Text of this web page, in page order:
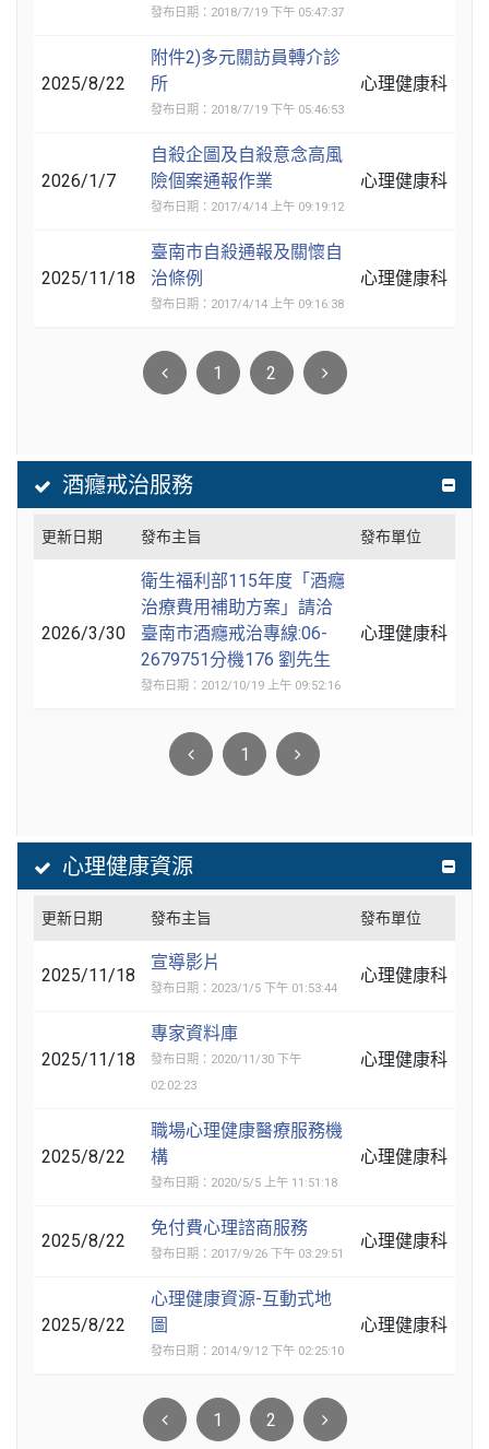
發布日期：2018/7/19 下午 05:47:37
2025/8/22
附件2)多元關訪員轉介診
所
發布日期：2018/7/19 下午 05:46:53
心理健康科
2026/1/7
自殺企圖及自殺意念高風
險個案通報作業
發布日期：2017/4/14 上午 09:19:12
心理健康科
2025/11/18
臺南市自殺通報及關懷自
治條例
發布日期：2017/4/14 上午 09:16:38
心理健康科
1 2
酒癮戒治服務
更新日期 發布主旨 發布單位
2026/3/30
衛生福利部115年度「酒癮
治療費用補助方案」請洽
臺南市酒癮戒治專線:06-
2679751分機176 劉先生
發布日期：2012/10/19 上午 09:52:16
心理健康科
1
心理健康資源
更新日期 發布主旨 發布單位
2025/11/18
宣導影片
發布日期：2023/1/5 下午 01:53:44
心理健康科
2025/11/18
專家資料庫
發布日期：2020/11/30 下午
02:02:23
心理健康科
2025/8/22
職場心理健康醫療服務機
構
發布日期：2020/5/5 上午 11:51:18
心理健康科
2025/8/22
免付費心理諮商服務
發布日期：2017/9/26 下午 03:29:51
心理健康科
2025/8/22
心理健康資源-互動式地
圖
發布日期：2014/9/12 下午 02:25:10
心理健康科
1 2